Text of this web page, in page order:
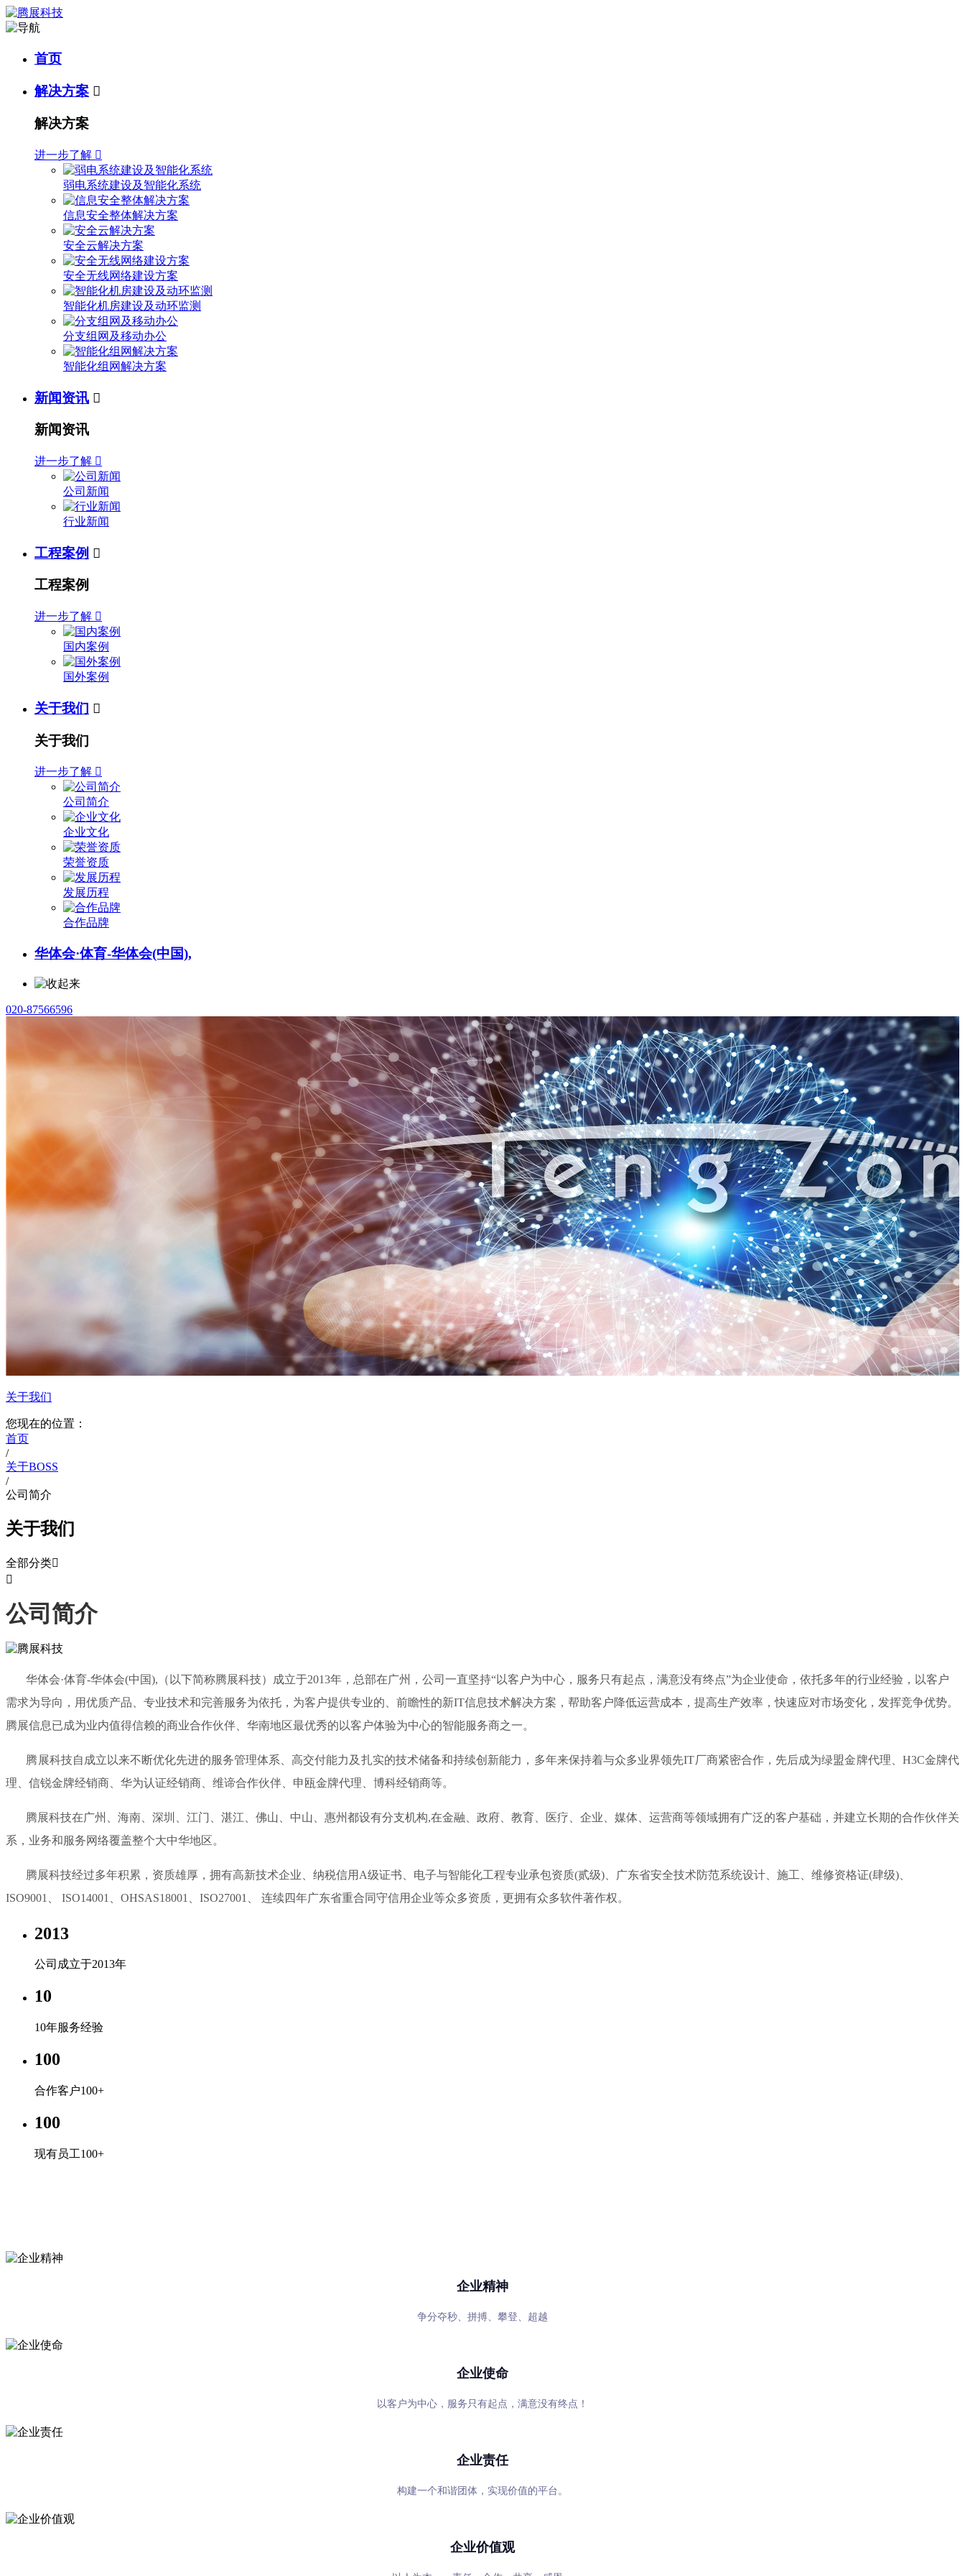
首页
解决方案 
解决方案
进一步了解 
弱电系统建设及智能化系统
信息安全整体解决方案
安全云解决方案
安全无线网络建设方案
智能化机房建设及动环监测
分支组网及移动办公
智能化组网解决方案
新闻资讯 
新闻资讯
进一步了解 
公司新闻
行业新闻
工程案例 
工程案例
进一步了解 
国内案例
国外案例
关于我们 
关于我们
进一步了解 
公司简介
企业文化
荣誉资质
发展历程
合作品牌
华体会·体育-华体会(中国),
020-87566596
关于我们
您现在的位置：
首页
/
关于BOSS
/
公司简介
关于我们
全部分类

公司简介
华体会·体育-华体会(中国),（以下简称腾展科技）成立于2013年，总部在广州，公司一直坚持“以客户为中心，服务只有起点，满意没有终点”为企业使命，依托多年的行业经验，以客户
需求为导向，用优质产品、专业技术和完善服务为依托，为客户提供专业的、前瞻性的新IT信息技术解决方案，帮助客户降低运营成本，提高生产效率，快速应对市场变化，发挥竞争优势。
腾展信息已成为业内值得信赖的商业合作伙伴、华南地区最优秀的以客户体验为中心的智能服务商之一。
腾展科技自成立以来不断优化先进的服务管理体系、高交付能力及扎实的技术储备和持续创新能力，多年来保持着与众多业界领先IT厂商紧密合作，先后成为绿盟金牌代理、H3C金牌代
理、信锐金牌经销商、华为认证经销商、维谛合作伙伴、申瓯金牌代理、博科经销商等。
腾展科技在广州、海南、深圳、江门、湛江、佛山、中山、惠州都设有分支机构,在金融、政府、教育、医疗、企业、媒体、运营商等领域拥有广泛的客户基础，并建立长期的合作伙伴关
系，业务和服务网络覆盖整个大中华地区。
腾展科技经过多年积累，资质雄厚，拥有高新技术企业、纳税信用A级证书、电子与智能化工程专业承包资质(贰级)、广东省安全技术防范系统设计、施工、维修资格证(肆级)、
ISO9001、 ISO14001、OHSAS18001、ISO27001、 连续四年广东省重合同守信用企业等众多资质，更拥有众多软件著作权。
2013
公司成立于2013年
10
10年服务经验
100
合作客户100+
100
现有员工100+
企业精神
争分夺秒、拼搏、攀登、超越
企业使命
以客户为中心，服务只有起点，满意没有终点！
企业责任
构建一个和谐团体，实现价值的平台。
企业价值观